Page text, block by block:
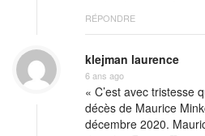
RÉPONDRE
klejman laurence
6 ans ago
« C’est avec tristesse
décès de Maurice
décembre 2020.